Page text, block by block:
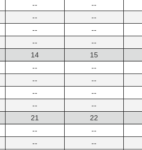
--
--
--
--
--
--
--
--
14
--
--
--
--
15
--
--
--
--
21
--
--
22
--
--